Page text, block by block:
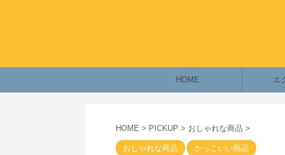
HOME エ
HOME > PICKUP > おしゃれな商品 >
おしゃれな商品 かっこいい商品